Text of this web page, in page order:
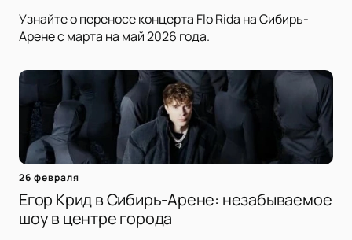
Узнайте о переносе концерта Flo Rida на Сибирь-
Арене с марта на май 2026 года.
26 февраля
Егор Крид в Сибирь-Арене: незабываемое
шоу в центре города